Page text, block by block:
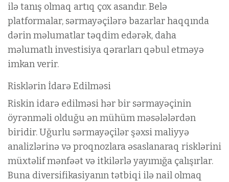
ilə tanış olmaq artıq çox asandır. Belə
platformalar, sərmayəçilərə bazarlar haqqında
dərin məlumatlar təqdim edərək, daha
məlumatlı investisiya qərarları qəbul etməyə
imkan verir.
Risklərin İdarə Edilməsi
Riskin idarə edilməsi hər bir sərmayəçinin
öyrənməli olduğu ən mühüm məsələlərdən
biridir. Uğurlu sərmayəçilər şəxsi maliyyə
analizlərinə və proqnozlara əsaslanaraq risklərini
müxtəlif mənfəət və itkilərlə yayımığa çalışırlar.
Buna diversifikasiyanın tətbiqi ilə nail olmaq